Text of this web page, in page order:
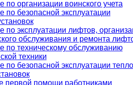
по организации воинского учета
по безопасной эксплуатации
по эксплуатации лифтов,
обслуживания и ремонта
по техническому обслуживанию
техники
по безопасной эксплуатации
первой помощи работниками